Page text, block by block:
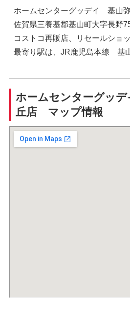
ホームセンターグッデイ 基山弥
佐賀県三養基郡基山町大字長野
コストコ再販店、リセールショッ
最寄り駅は、JR鹿児島本線 基
ホームセンターグッ
丘店 マップ情報